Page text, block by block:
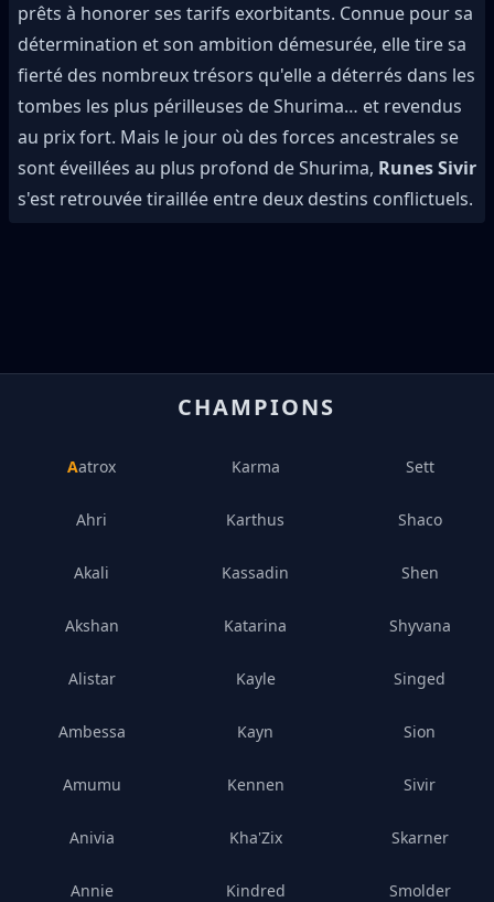
prêts à honorer ses tarifs exorbitants. Connue pour sa
détermination et son ambition démesurée, elle tire sa
fierté des nombreux trésors qu'elle a déterrés dans les
tombes les plus périlleuses de Shurima… et revendus
au prix fort. Mais le jour où des forces ancestrales se
sont éveillées au plus profond de Shurima, Runes Sivir
s'est retrouvée tiraillée entre deux destins conflictuels.
CHAMPIONS
Aatrox
Ahri
Akali
Akshan
Alistar
Ambessa
Amumu
Anivia
Annie
Karma
Karthus
Kassadin
Katarina
Kayle
Kayn
Kennen
Kha'Zix
Kindred
Sett
Shaco
Shen
Shyvana
Singed
Sion
Sivir
Skarner
Smolder